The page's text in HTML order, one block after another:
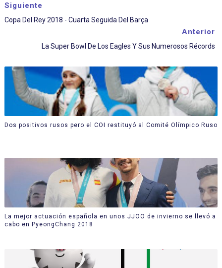
Siguiente
Copa Del Rey 2018 - Cuarta Seguida Del Barça
Anterior
La Super Bowl De Los Eagles Y Sus Numerosos Récords
Dos positivos rusos pero el COI restituyó al Comité Olímpico Ruso
La mejor actuación española en unos JJOO de invierno se llevó a
cabo en PyeongChang 2018